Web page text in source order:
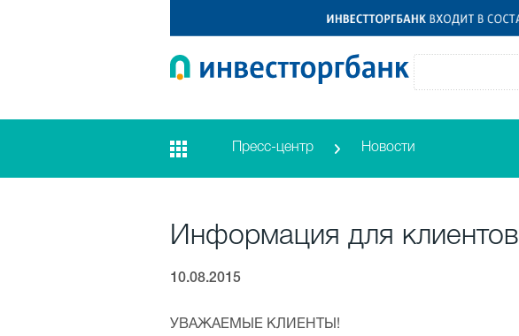
Пресс-центр Новости
Информация для клиентов
10.08.2015
У ВАЖАЕМЫЕ КЛИЕНТЫ!